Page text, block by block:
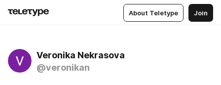
About Teletype Join
Veronika Nekrasova
@veronikan